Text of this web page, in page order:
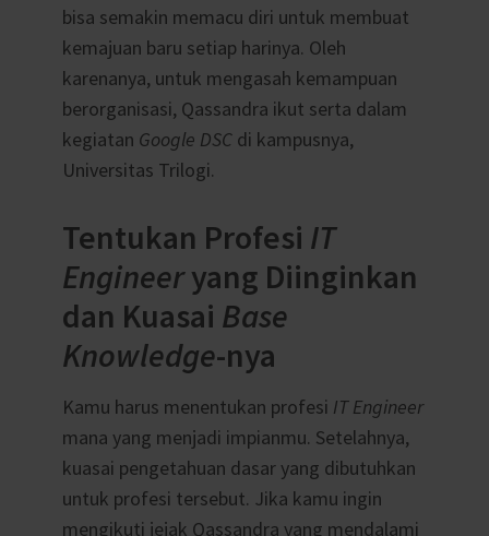
bisa semakin memacu diri untuk membuat
kemajuan baru setiap harinya. Oleh
karenanya, untuk mengasah kemampuan
berorganisasi, Qassandra ikut serta dalam
kegiatan Google DSCdi kampusnya,
Universitas Trilogi.
Tentukan Profesi IT
Engineeryang Diinginkan
dan Kuasai Base
Knowledge-nya
Kamu harus menentukan profesi IT Engineer
mana yang menjadi impianmu. Setelahnya,
kuasai pengetahuan dasar yang dibutuhkan
untuk profesi tersebut. Jika kamu ingin
mengikuti jejak Qassandra yang mendalami